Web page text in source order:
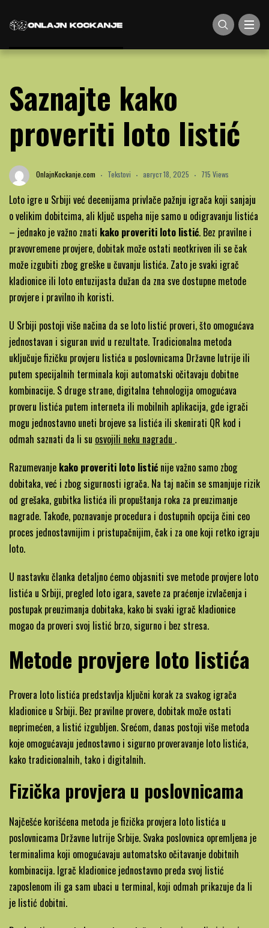
Saznajte kako
proveriti loto listić
OnlajnKockanje.com Tekstovi август 18, 2025 715 Views
Loto igre u Srbiji već decenijama privlače pažnju igrača koji sanjaju
o velikim dobitcima, ali ključ uspeha nije samo u odigravanju listića
– jednako je važno znati kako proveriti loto listić. Bez pravilne i
pravovremene provjere, dobitak može ostati neotkriven ili se čak
može izgubiti zbog greške u čuvanju listića. Zato je svaki igrač
kladionice ili loto entuzijasta dužan da zna sve dostupne metode
provjere i pravilno ih koristi.
U Srbiji postoji više načina da se loto listić proveri, što omogućava
jednostavan i siguran uvid u rezultate. Tradicionalna metoda
uključuje fizičku provjeru listića u poslovnicama Državne lutrije ili
putem specijalnih terminala koji automatski očitavaju dobitne
kombinacije. S druge strane, digitalna tehnologija omogućava
proveru listića putem interneta ili mobilnih aplikacija, gde igrači
mogu jednostavno uneti brojeve sa listića ili skenirati QR kod i
odmah saznati da li su osvojili neku nagradu -
osvojiti
loto
.
Razumevanje kako proveriti loto listić nije važno samo zbog
dobitaka, već i zbog sigurnosti igrača. Na taj način se smanjuje rizik
od grešaka, gubitka listića ili propuštanja roka za preuzimanje
nagrade. Takođe, poznavanje procedura i dostupnih opcija čini ceo
proces jednostavnijim i pristupačnijim, čak i za one koji retko igraju
loto.
U nastavku članka detaljno ćemo objasniti sve metode provjere loto
listića u Srbiji, pregled loto igara, savete za praćenje izvlačenja i
postupak preuzimanja dobitaka, kako bi svaki igrač kladionice
mogao da proveri svoj listić brzo, sigurno i bez stresa.
Metode provjere loto listića
Provera loto listića predstavlja ključni korak za svakog igrača
kladionice u Srbiji. Bez pravilne provere, dobitak može ostati
neprimećen, a listić izgubljen. Srećom, danas postoji više metoda
koje omogućavaju jednostavno i sigurno proveravanje loto listića,
kako tradicionalnih, tako i digitalnih.
Fizička provjera u poslovnicama
Najčešće korišćena metoda je fizička provjera loto listića u
poslovnicama Državne lutrije Srbije. Svaka poslovnica opremljena je
terminalima koji omogućavaju automatsko očitavanje dobitnih
kombinacija. Igrač kladionice jednostavno preda svoj listić
zaposlenom ili ga sam ubaci u terminal, koji odmah prikazuje da li
je listić dobitni.